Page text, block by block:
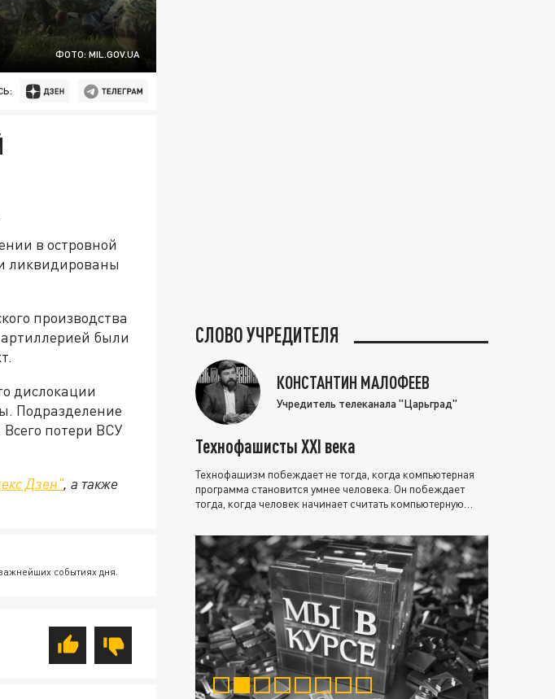
ФОТО: MIL.GOV.UA
в островной
ликвидированы
производства
были
дислокации
Подразделение
потери ВСУ
Дзен", а также
событиях дня.
СЛОВО УЧРЕДИТЕЛЯ
КОНСТАНТИН МАЛОФЕЕВ
Учредитель телеканала "Царьград"
Технофашисты XXI века
Технофашизм побеждает не тогда, когда компьютерная
программа становится умнее человека. Он побеждает
тогда, когда человек начинает считать компьютерную